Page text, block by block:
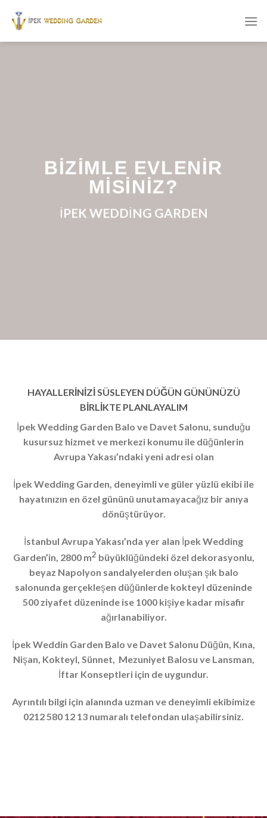
BİZİMLE EVLENİR
MİSİNİZ?
İPEK WEDDİNG GARDEN
HAYALLERİNİZİ SÜSLEYEN DÜĞÜN GÜNÜNÜZÜ
BİRLİKTE PLANLAYALIM
İpek Wedding Garden Balo ve Davet Salonu, sunduğu
kusursuz hizmet ve merkezi konumu ile düğünlerin
Avrupa Yakası’ndaki yeni adresi olan
İpek Wedding Garden, deneyimli ve güler yüzlü ekibi ile
hayatınızın en özel gününü unutamayacağız bir anıya
dönüştürüyor.
İstanbul Avrupa Yakası’nda yer alan İpek Wedding
Garden’in, 2800 m2 büyüklüğündeki özel dekorasyonlu,
beyaz Napolyon sandalyelerden oluşan şık balo
salonunda gerçekleşen düğünlerde kokteyl düzeninde
500 ziyafet düzeninde ise 1000 kişiye kadar misafir
ağırlanabiliyor.
İpek Weddin Garden Balo ve Davet Salonu Düğün, Kına,
Nişan, Kokteyl, Sünnet, Mezuniyet Balosu ve Lansman,
İftar Konseptleri için de uygundur.
Ayrıntılı bilgi için alanında uzman ve deneyimli ekibimize
0212 580 12 13 numaralı telefondan ulaşabilirsiniz.